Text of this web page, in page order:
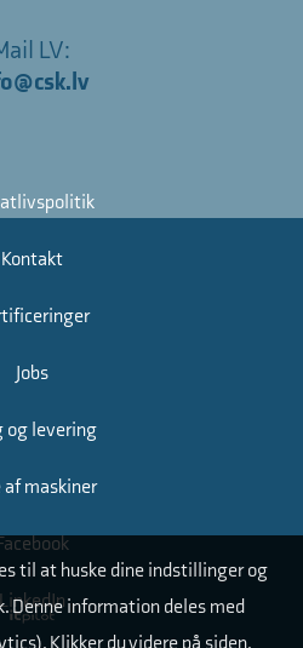
LV:
Kontakt
Jobs
og levering
af maskiner
til at huske dine indstillinger og
Denne information deles med